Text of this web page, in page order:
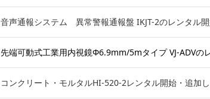
音声通報システム 異常警報通報盤 IKJT-2のレンタル開
先端可動式工業用内視鏡Φ6.9mm/5mタイプ VJ-ADVの
コンクリート・モルタルHI-520-2レンタル開始・追加し